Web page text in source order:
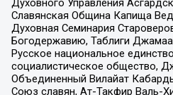
Духовного Управления
Славянская Община Капища
Духовная Семинария
Богодержавию, Таблиги
Русское национальное
социалистическое общество,
Объединенный Вилайат
Союз славян, Ат-Такфир Валь-